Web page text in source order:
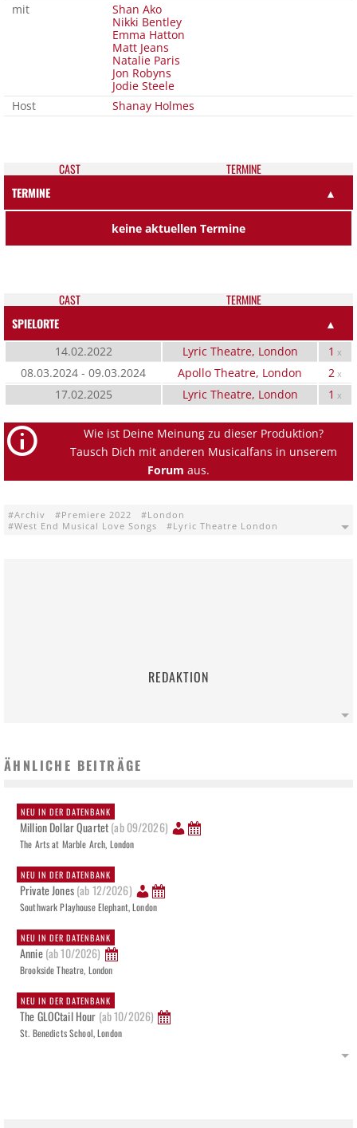
mit
Shan Ako
Nikki Bentley
Emma Hatton
Matt Jeans
Natalie Paris
Jon Robyns
Jodie Steele
Host
Shanay Holmes
CAST
TER­MI­NE
TERMINE
▲
keine aktuellen Termine
CAST
TER­MI­NE
SPIELORTE
▲
14.02.2022 Lyric Theatre, London 1 x
08.03.2024 - 09.03.2024 Apollo Theatre, London 2 x
17.02.2025 Lyric Theatre, London 1 x
Wie ist Deine Meinung zu dieser Produktion?
Tausch Dich mit anderen Musicalfans in unserem
Forum aus.
Archiv Premiere 2022
London
West End Musical Love Songs
Lyric Theatre London
REDAKTION
ÄHNLICHE BEITRÄGE
NEU IN DER DATENBANK
Million Dollar Quartet(ab 09/2026)
The Arts at Marble Arch, London
NEU IN DER DATENBANK
Private Jones(ab 12/2026)
Southwark Playhouse Elephant, London
NEU IN DER DATENBANK
Annie(ab 10/2026)
Brookside Theatre, London
NEU IN DER DATENBANK
The GLOCtail Hour (ab 10/2026)
St. Benedicts School, London